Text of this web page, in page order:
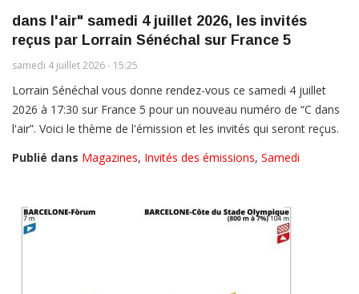
dans l'air" samedi 4 juillet 2026, les invités
reçus par Lorrain Sénéchal sur France 5
samedi 4 juillet 2026 - 15:25
Lorrain Sénéchal vous donne rendez-vous ce samedi 4 juillet
2026 à 17:30 sur France 5 pour un nouveau numéro de “C dans
l'air”. Voici le thème de l'émission et les invités qui seront reçus.
Publié dans Magazines, Invités des émissions, Samedi